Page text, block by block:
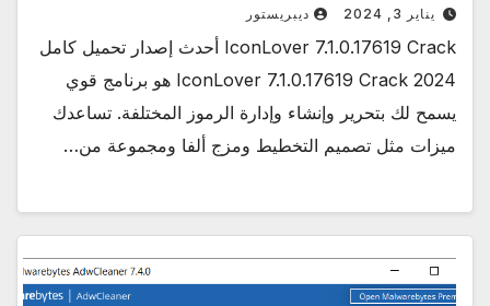
يناير 3, 2024 ديبريستور
IconLover 7.1.0.17619 Crack أحدث إصدار تحميل كامل
2024 IconLover 7.1.0.17619 Crack هو برنامج قوي
يسمح لك بتحرير وإنشاء وإدارة الرموز المختلفة. تساعدك
ميزات مثل تصميم التخطيط ومزج ألفا ومجموعة من…